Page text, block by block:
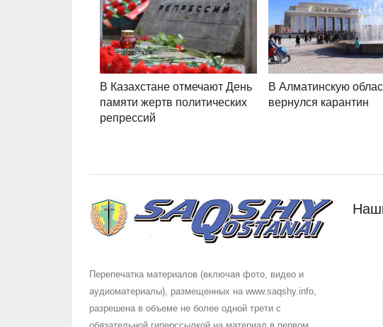
В Казахстане отмечают День
памяти жертв политических
репрессий
В Алматинскую
вернулся карантин
Перепечатка материалов (включая фото, видео и
аудиоматериалы), размещенных на www.saqshy.info,
разрешена в объеме не более одной трети с